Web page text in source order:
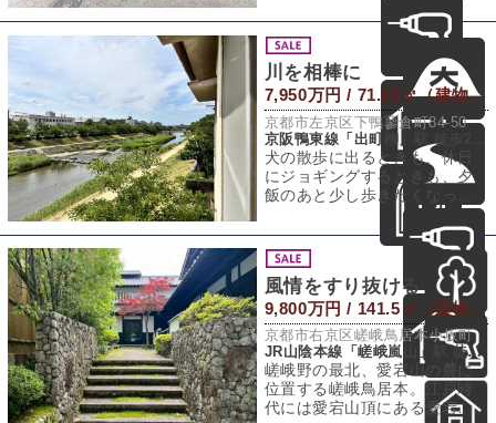
が目に入り、耳を
川を相棒に
7,950万円 / 71.85㎡（建物） 72.95㎡（敷地）
京都市左京区下鴨蓼倉町84-50
犬の散歩に出るときも、休日
にジョギングするときも、夕
飯のあと少し歩きたくなった
ときも、玄関を出ればそこは
もう高野川。窓の
風情をすり抜ける
9,800万円 / 141.5㎡（建物） 281.47㎡（敷地）
京都市右京区嵯峨鳥居本小坂町
JR山陰本線「嵯峨嵐山」駅 徒歩25分
嵯峨野の最北、愛宕山の麓に
位置する嵯峨鳥居本。江戸時
代には愛宕山頂にある愛宕神